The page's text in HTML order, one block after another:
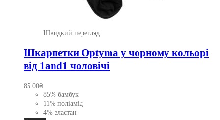
Швидкий перегляд
Шкарпетки Optyma у чорному кольорі
від 1and1 чоловічі
85.00₴
85% бамбук
11% поліамід
4% еластан